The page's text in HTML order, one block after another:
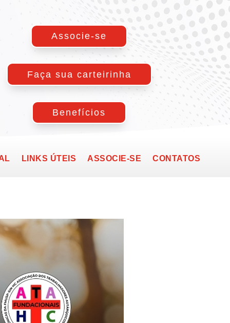
Associe-se
Faça sua carteirinha
Benefícios
LINKS ÚTEIS ASSOCIE-SE CONTATOS